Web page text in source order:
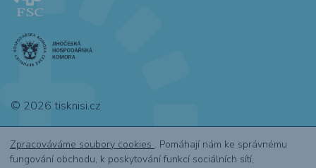
Zpracováváme soubory cookies . Pomáhají nám ke správnému
fungování obchodu, k poskytování funkcí sociálních sítí,
© 2026 tisknisi.cz